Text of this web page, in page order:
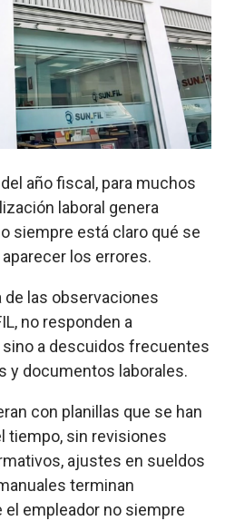
año fiscal, para muchos
laboral genera
siempre está claro qué se
los errores.
de las observaciones
no responden a
a descuidos frecuentes
y documentos laborales.
con planillas que se han
tiempo, sin revisiones
ajustes en sueldos
terminan
el empleador no siempre